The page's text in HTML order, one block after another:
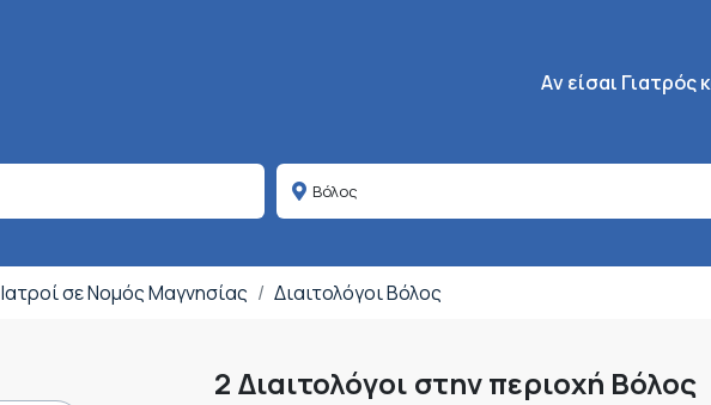
Κεντρική πλοήγηση
Aν είσαι Γιατρός
Ιατροί σε Νομός Μαγνησίας Διαιτολόγοι Βόλος
2 Διαιτολόγοι στην περιοχή Βόλος